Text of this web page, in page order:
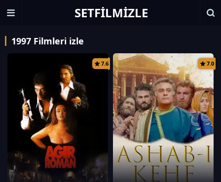
SETFILMIZLE
1997 Filmleri izle
7.6 7.0